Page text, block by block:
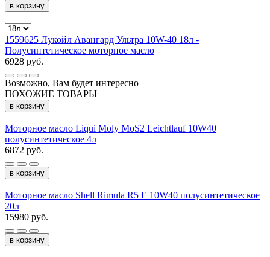
в корзину
1559625 Лукойл Авангард Ультра 10W-40 18л -
Полусинтетическое моторное масло
6928 руб.
Возможно, Вам будет интересно
ПОХОЖИЕ ТОВАРЫ
в корзину
Моторное масло Liqui Moly MoS2 Leichtlauf 10W40
полусинтетическое 4л
6872 руб.
в корзину
Моторное масло Shell Rimula R5 E 10W40 полусинтетическое
20л
15980 руб.
в корзину